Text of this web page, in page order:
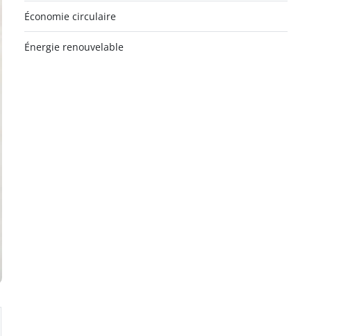
Économie circulaire
Énergie renouvelable